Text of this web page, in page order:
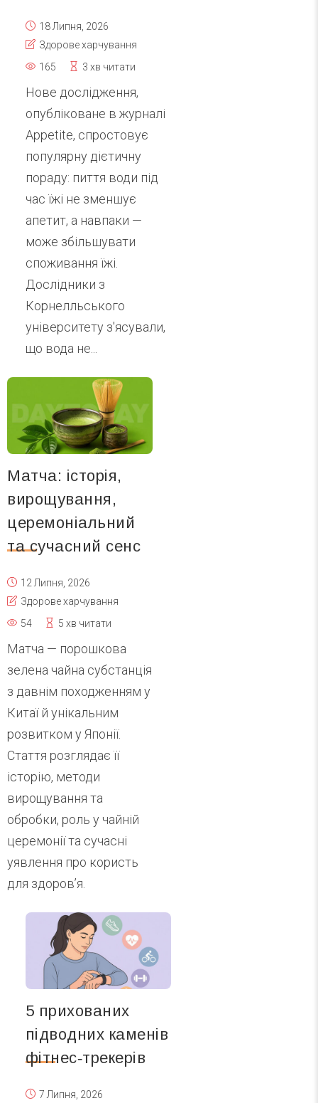
18 Липня, 2026
Здорове харчування
165
3 хв читати
Нове дослідження,
опубліковане в журналі
Appetite, спростовує
популярну дієтичну
пораду: пиття води під
час їжі не зменшує
апетит, а навпаки —
може збільшувати
споживання їжі.
Дослідники з
Корнелльського
університету з'ясували,
що вода не...
Матча: історія,
вирощування,
церемоніальний
та сучасний сенс
12 Липня, 2026
Здорове харчування
54
5 хв читати
Матча — порошкова
зелена чайна субстанція
з давнім походженням у
Китаї й унікальним
розвитком у Японії.
Стаття розглядає її
історію, методи
вирощування та
обробки, роль у чайній
церемонії та сучасні
уявлення про користь
для здоров’я.
5 прихованих
підводних каменів
фітнес‑трекерів
7 Липня, 2026